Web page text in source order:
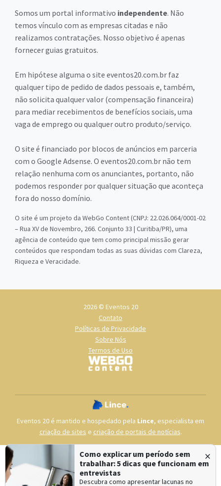
Como explicar um período sem
trabalhar: 5 dicas que funcionam em
entrevistas
Descubra como apresentar lacunas no
×
Somos um portal informativo independente. Não
temos vínculo com as empresas citadas e não
realizamos contratações. Nosso objetivo é apenas
fornecer guias gratuitos.
Em hipótese alguma o site eventos20.com.br faz
qualquer tipo de pedido de dados pessoais e, também,
não solicita qualquer valor (compensação financeira)
para mediar recebimentos de benefícios sociais, uma
vaga de emprego ou qualquer outro produto/serviço.
O site é financiado por blocos de anúncios em parceria
com o Google Adsense. O eventos20.com.br não tem
relação nenhuma com os anunciantes, portanto, não
podemos responder por qualquer situação que aconteça
fora do nosso domínio.
O site é um projeto da WebGo Content (CNPJ: 22.026.064/0001-02
– Rua XV de Novembro, 266. Conjunto 33 | Curitiba/PR), uma
agência de conteúdo que tem como principal missão gerar
conteúdos que respondam todas as suas dúvidas com Clareza,
Riqueza e Veracidade.
2026 © Eventos 20
Contato
Políticas de Privacidade
Sobre Nós
Termos de Uso
Eventos 20 é mantido e hospedado pela Lince, especialista em
criação de sites e criação de portais de notícias.